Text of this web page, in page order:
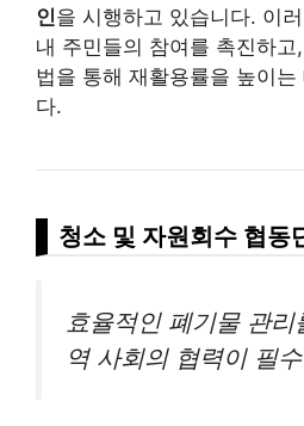
인을 시행하고 있습니다. 이
내 주민들의 참여를 촉진하
법을 통해 재활용률을 높이
다.
청소 및 자원회수 협동
효율적인 폐기물 관
역 사회의 협력이 필